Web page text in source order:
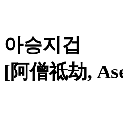
아승지겁
[阿僧祗劫,